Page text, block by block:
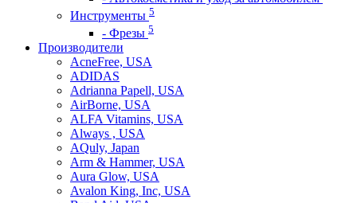
Инструменты 5
- Фрезы 5
Производители
AcneFree, USA
ADIDAS
Adrianna Papell, USA
AirBorne, USA
ALFA Vitamins, USA
Always , USA
AQuly, Japan
Arm & Hammer, USA
Aura Glow, USA
Avalon King, Inc, USA